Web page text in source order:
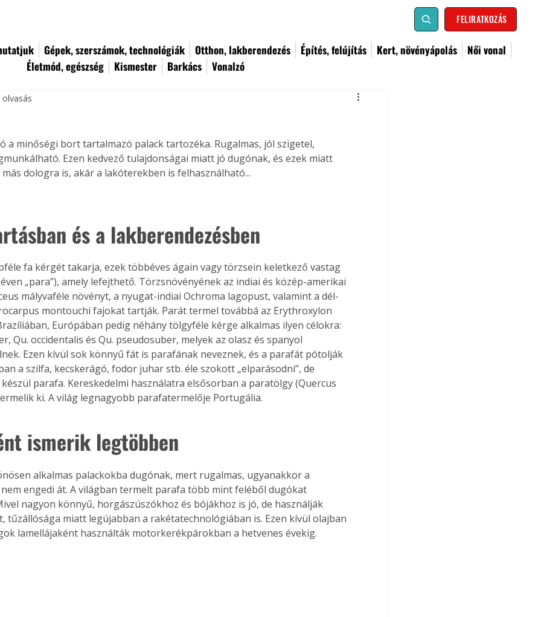
FELIRATKOZÁS
Gépek, szerszámok, technológiák Otthon, lakberendezés Építés, felújítás Kert, növényápolás
Női vonal
Életmód, egészség
Kismester Barkács Vonalzó
olvasás
a minőségi bort tartalmazó palack tartozéka. Rugalmas, jól szigetel,
Ezen kedvező tulajdonságai miatt jó dugónak, és ezek miatt
dologra is, akár a lakóterekben is felhasználható...
és a lakberendezésben
fa kérgét takarja, ezek többéves ágain vagy törzsein keletkező vastag
„para”), amely lefejthető. Törzsnövényének az indiai és közép-amerikai
mályvaféle növényt, a nyugat-indiai Ochroma lagopust, valamint a dél-
montouchi fajokat tartják. Parát termel továbbá az Erythroxylon
Európában pedig néhány tölgyféle kérge alkalmas ilyen célokra:
Qu. occidentalis és Qu. pseudosuber, melyek az olasz és spanyol
Ezen kívül sok könnyű fát is parafának neveznek, és a parafát pótolják
a szilfa, kecskerágó, fodor juhar stb. éle szokott „elparásodni”, de
parafa. Kereskedelmi használatra elsősorban a paratölgy (Quercus
ki. A világ legnagyobb parafatermelője Portugália.
ismerik legtöbben
alkalmas palackokba dugónak, mert rugalmas, ugyanakkor a
engedi át. A világban termelt parafa több mint feléből dugókat
nagyon könnyű, horgászúszókhoz és bójákhoz is jó, de használják
tűzállósága miatt legújabban a rakétatechnológiában is. Ezen kívül olajban
lamellájaként használták motorkerékpárokban a hetvenes évekig.